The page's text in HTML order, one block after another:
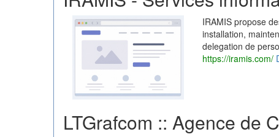
IRAMIS propose
installation,
delegation de
https://iramis.com/
LTGrafcom :: Agence de